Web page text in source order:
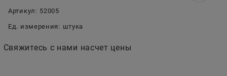
Артикул: 52005
Ед. измерения: штука
Свяжитесь с нами насчет цены